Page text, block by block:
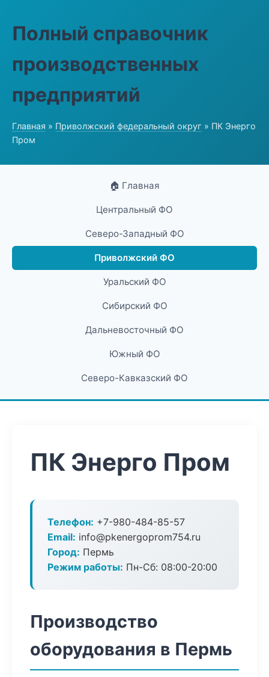
Полный справочник
производственных
предприятий
Главная » Приволжский федеральный округ » ПК Энерго
Пром
🏠 Главная
Центральный ФО
Северо-Западный ФО
Приволжский ФО
Уральский ФО
Сибирский ФО
Дальневосточный ФО
Южный ФО
Северо-Кавказский ФО
ПК Энерго Пром
Телефон: +7-980-484-85-57
Email: info@pkenergoprom754.ru
Город: Пермь
Режим работы: Пн-Сб: 08:00-20:00
Производство
оборудования в Пермь